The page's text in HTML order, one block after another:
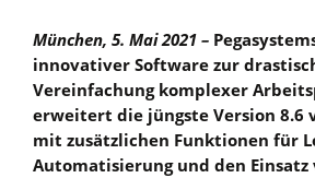
München, 5. Mai 2021 –
innovativer Software zur
Vereinfachung komplexer
erweitert die jüngste Version 8.6
mit zusätzlichen Funktionen für
Automatisierung und den Einsatz